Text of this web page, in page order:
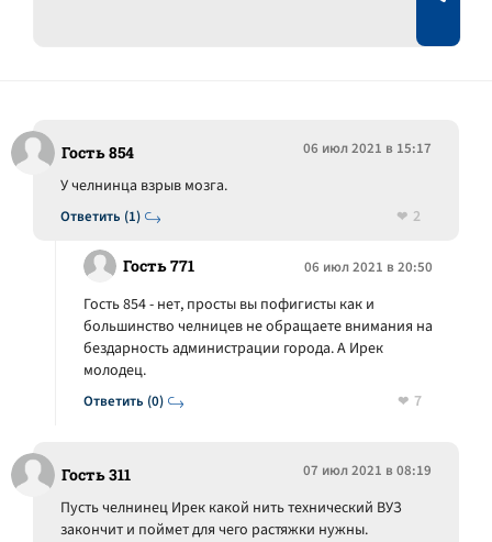
Гость 854 06 июл 2021 в 15:17
Ответить (1)
У челнинца взрыв мозга.
2
Гость 771 06 июл 2021 в 20:50
Ответить (0)
Гость 854 - нет, просты вы пофигисты как и
большинство челницев не обращаете внимания на
бездарность администрации города. А Ирек
молодец.
7
Гость 311 07 июл 2021 в 08:19
Пусть челнинец Ирек какой нить технический ВУЗ
закончит и поймет для чего растяжки нужны.